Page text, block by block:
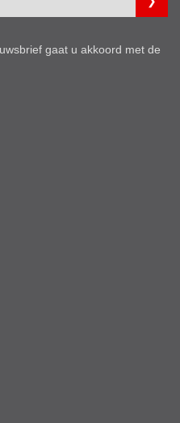
gaat u akkoord met de